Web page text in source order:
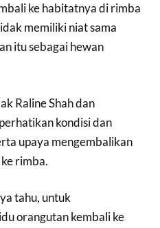
ke habitatnya di rimba
memiliki niat sama
itu sebagai hewan
Raline Shah dan
kondisi dan
upaya mengembalikan
rimba.
tahu, untuk
orangutan kembali ke